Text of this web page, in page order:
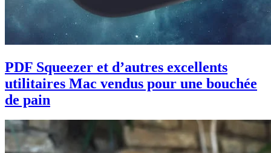
PDF Squeezer et d’autres excellents
utilitaires Mac vendus pour une bouchée
de pain